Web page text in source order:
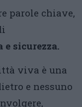
parole chiave,
e sicurezza.
viva è una
e nessuno